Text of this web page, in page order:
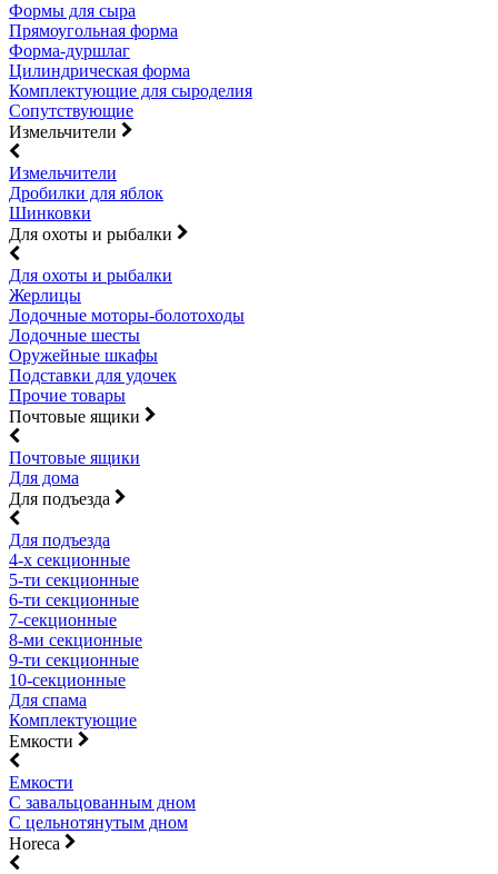
Формы для сыра
Прямоугольная форма
Форма-дуршлаг
Цилиндрическая форма
Комплектующие для сыроделия
Сопутствующие
Измельчители
Измельчители
Дробилки для яблок
Шинковки
Для охоты и рыбалки
Для охоты и рыбалки
Жерлицы
Лодочные моторы-болотоходы
Лодочные шесты
Оружейные шкафы
Подставки для удочек
Прочие товары
Почтовые ящики
Почтовые ящики
Для дома
Для подъезда
Для подъезда
4-х секционные
5-ти секционные
6-ти секционные
7-секционные
8-ми секционные
9-ти секционные
10-секционные
Для спама
Комплектующие
Емкости
Емкости
С завальцованным дном
С цельнотянутым дном
Horeca